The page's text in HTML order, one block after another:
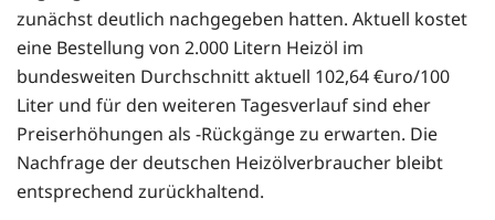
zunächst deutlich nachgegeben hatten. Aktuell kostet
eine Bestellung von 2.000 Litern Heizöl im
bundesweiten Durchschnitt aktuell 102,64 €uro/100
Liter und für den weiteren Tagesverlauf sind eher
Preiserhöhungen als -Rückgänge zu erwarten. Die
Nachfrage der deutschen Heizölverbraucher bleibt
entsprechend zurückhaltend.